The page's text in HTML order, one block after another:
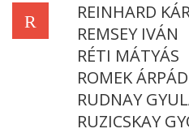
R
REINHARD
REMSEY IVÁN
RÉTI MÁTYÁS
ROMEK ÁRPÁD
RUDNAY
RUZICSKAY